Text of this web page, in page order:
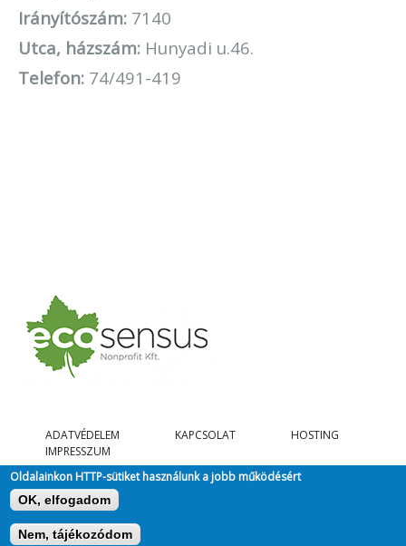
Irányítószám: 7140
Utca, házszám: Hunyadi u.46.
Telefon: 74/491-419
ADATVÉDELEM KAPCSOLAT
HOSTING
IMPRESSZUM
Oldalainkon HTTP-sütiket használunk a jobb működésért
OK, elfogadom
Nem, tájékozódom